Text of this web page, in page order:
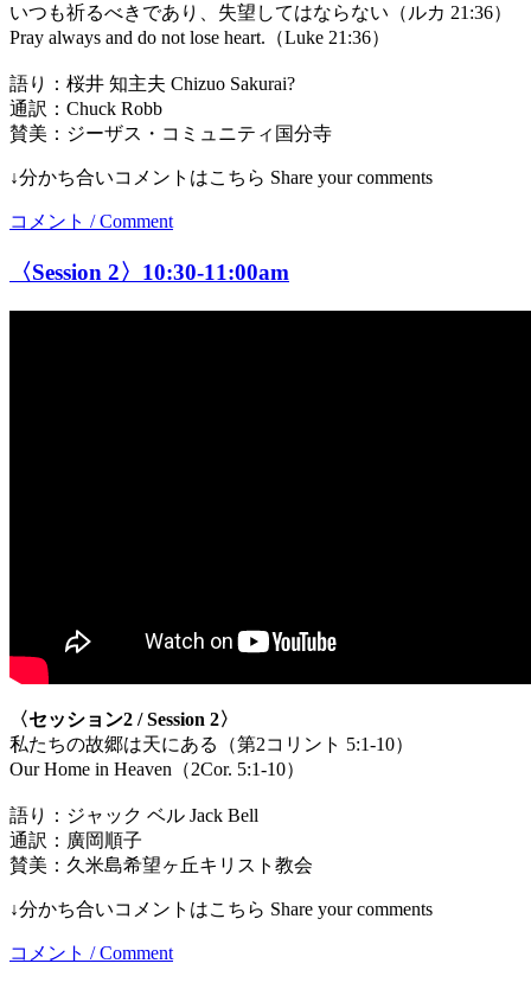
いつも祈るべきであり、失望してはならない（ルカ 21:36）
Pray always and do not lose heart.（Luke 21:36）
語り：桜井 知主夫 Chizuo Sakurai?
通訳：Chuck Robb
賛美：ジーザス・コミュニティ国分寺
↓分かち合いコメントはこちら Share your comments
コメント / Comment
〈Session 2〉10:30-11:00am
〈セッション2 / Session 2〉
私たちの故郷は天にある（第2コリント 5:1-10）
Our Home in Heaven（2Cor. 5:1-10）
語り：ジャック ベル Jack Bell
通訳：廣岡順子
賛美：久米島希望ヶ丘キリスト教会
↓分かち合いコメントはこちら Share your comments
コメント / Comment